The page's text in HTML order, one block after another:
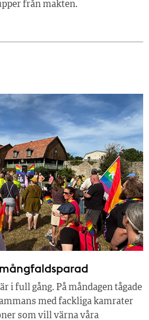
från makt­en.
i full gång. På måndagen tågade
med fackliga kamrater
som vill värna våra